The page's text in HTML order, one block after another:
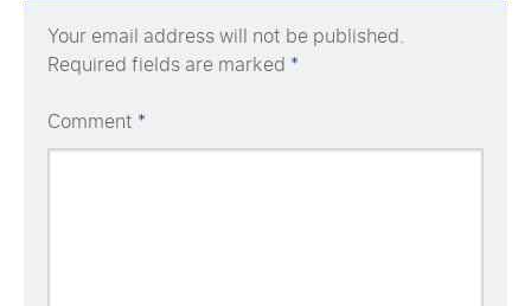
Your email address will not be published.
Required fields are marked *
Comment *